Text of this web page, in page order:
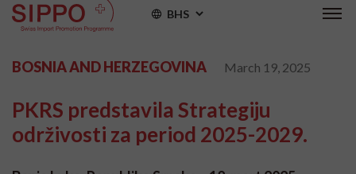
BHS
BOSNIA AND HERZEGOVINA March 19, 2025
PKRS predstavila Strategiju
održivosti za period 2025-2029.